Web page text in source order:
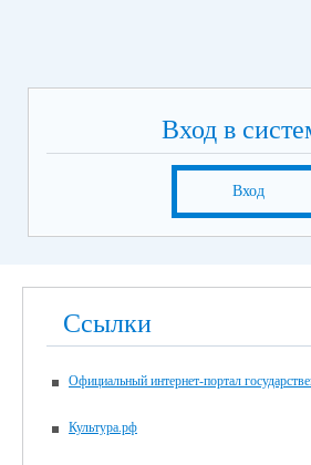
Вход в
Вход
Ссылки
Официальный интернет-портал
Культура.рф